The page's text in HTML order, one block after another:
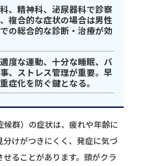
、精神科、泌尿器科で診察
複合的な症状の場合は男性
の総合的な診断・治療が効
度な運動、十分な睡眠、バ
、ストレス管理が重要。早
症化を防ぐ鍵となる。
候群）の症状は、疲れや年齢に
けがつきにくく、発症に気づ
ることがあります。頭がクラ